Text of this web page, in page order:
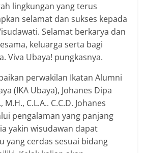
lingkungan yang terus
selamat dan sukses kepada
Selamat berkarya dan
keluarga serta bagi
Viva Ubaya! pungkasnya.
perwakilan Ikatan Alumni
(IKA Ubaya), Johanes Dipa
M.H., C.L.A.. C.C.D. Johanes
pengalaman yang panjang
yakin wisudawan dapat
yang cerdas sesuai bidang